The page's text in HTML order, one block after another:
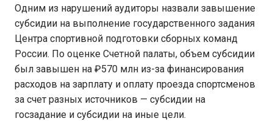
Одним из нарушений аудиторы назвали завышение
субсидии на выполнение государственного задания
Центра спортивной подготовки сборных команд
России. По оценке Счетной палаты, объем субсидии
был завышен на ₽570 млн из-за финансирования
расходов на зарплату и оплату проезда спортсменов
за счет разных источников — субсидии на
госзадание и субсидии на иные цели.